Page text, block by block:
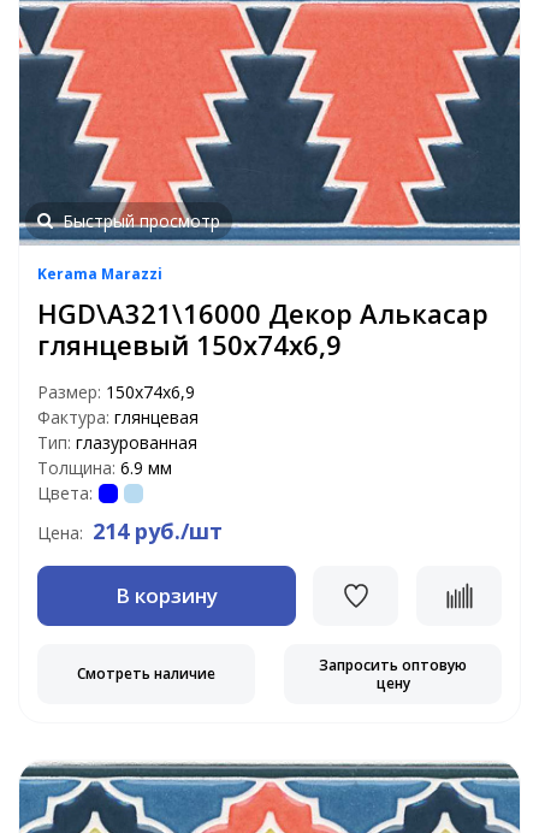
Быстрый просмотр
Kerama Marazzi
HGD\A321\16000 Декор Алькасар
глянцевый 150х74х6,9
Размер: 150х74х6,9
Фактура: глянцевая
Тип: глазурованная
Толщина: 6.9 мм
Цвета:
Цена: 214 руб./шт
В корзину
Смотреть наличие
Запросить оптовую
цену